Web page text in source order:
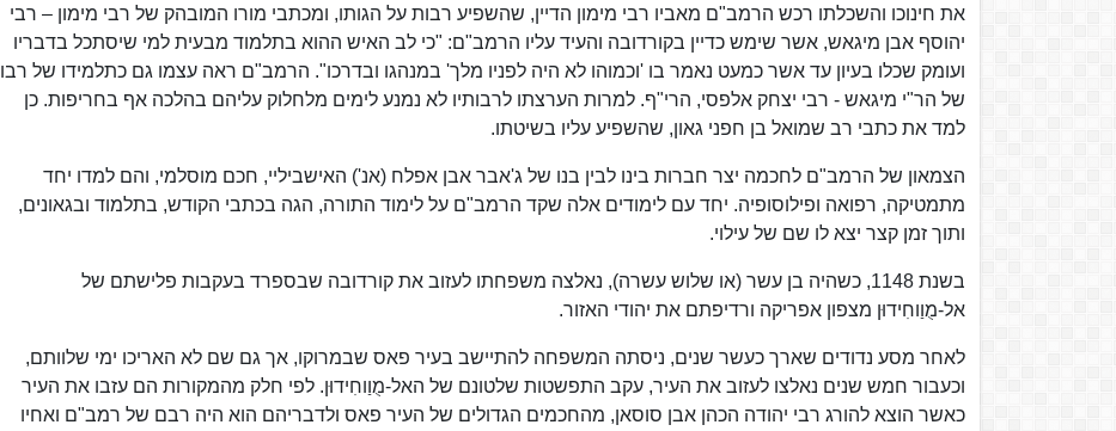
את חינוכו והשכלתו רכש הרמב"ם מאביו רבי מימון הדיין, שהשפיע רבות על הגותו, ומכתבי מורו המובהק של רבי מימון – רבי
יהוסף אבן מיגאש, אשר שימש כדיין בקורדובה והעיד עליו הרמב"ם: "כי לב האיש ההוא בתלמוד מבעית למי שיסתכל בדבריו
ועומק שכלו בעיון עד אשר כמעט נאמר בו 'וכמוהו לא היה לפניו מלך' במנהגו ובדרכו". הרמב"ם ראה עצמו גם כתלמידו של רבו
של הר"י מיגאש - רבי יצחק אלפסי, הרי"ף. למרות הערצתו לרבותיו לא נמנע לימים מלחלוק עליהם בהלכה אף בחריפות. כן
למד את כתבי רב שמואל בן חפני גאון, שהשפיע עליו בשיטתו.
הצמאון של הרמב"ם לחכמה יצר חברות בינו לבין בנו של ג'אבר אבן אפלח (אנ') האישביליי, חכם מוסלמי, והם למדו יחד
מתמטיקה, רפואה ופילוסופיה. יחד עם לימודים אלה שקד הרמב"ם על לימוד התורה, הגה בכתבי הקודש, בתלמוד ובגאונים,
ותוך זמן קצר יצא לו שם של עילוי.
בשנת 1148, כשהיה בן עשר (או שלוש עשרה), נאלצה משפחתו לעזוב את קורדובה שבספרד בעקבות פלישתם של
אל-מֻוַוחִידוּן מצפון אפריקה ורדיפתם את יהודי האזור.
לאחר מסע נדודים שארך כעשר שנים, ניסתה המשפחה להתיישב בעיר פאס שבמרוקו, אך גם שם לא האריכו ימי שלוותם,
וכעבור חמש שנים נאלצו לעזוב את העיר, עקב התפשטות שלטונם של האל-מֻוַוחִידוּן. לפי חלק מהמקורות הם עזבו את העיר
כאשר הוצא להורג רבי יהודה הכהן אבן סוסאן, מהחכמים הגדולים של העיר פאס ולדבריהם הוא היה רבם של רמב"ם ואחיו